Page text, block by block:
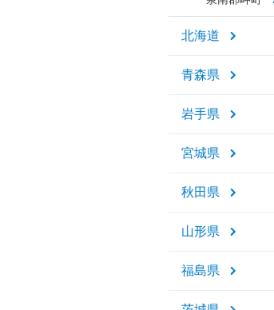
北海道
青森県
岩手県
宮城県
秋田県
山形県
福島県